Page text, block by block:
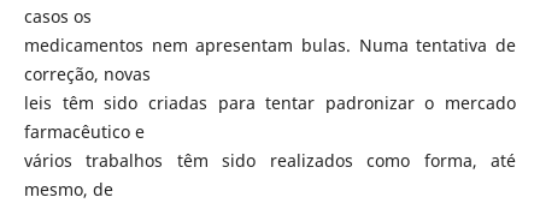
casos os
medicamentos nem apresentam bulas. Numa tentativa de
correção, novas
leis têm sido criadas para tentar padronizar o mercado
farmacêutico e
vários trabalhos têm sido realizados como forma, até
mesmo, de